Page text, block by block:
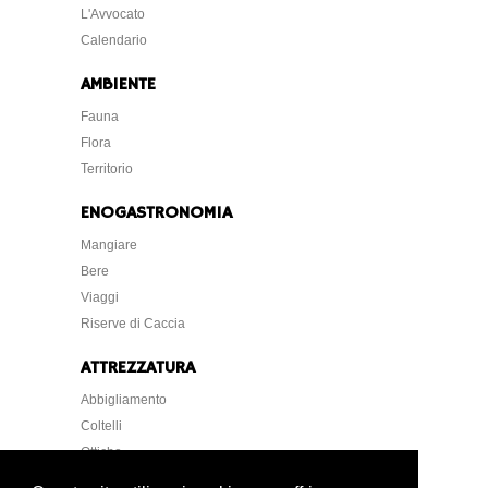
L'Avvocato
Calendario
AMBIENTE
Fauna
Flora
Territorio
ENOGASTRONOMIA
Mangiare
Bere
Viaggi
Riserve di Caccia
ATTREZZATURA
Abbigliamento
Coltelli
Ottiche